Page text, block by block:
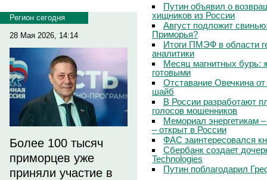
Регион сегодня
28 Мая 2026, 14:14
Более 100 тысяч
приморцев уже
приняли участие в
Путин объявил о
хищников из России
Август подложит
Приморья?
Итоги ПМЭФ в области
аналитики
Месяц магнитных бурь:
готовыми
Отставание Овечкина
шайб
В России разработают
голосов мошенников
Мемориал энергетикам
– открыт в России
ФАС заинтересовался
Сбербанк создает
Technologies
Путин поблагодарил